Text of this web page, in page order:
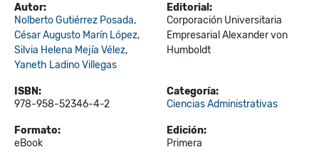
Autor:
Nolberto Gutiérrez Posada,
César Augusto Marín López,
Silvia Helena Mejía Vélez,
Yaneth Ladino Villegas
Editorial:
Corporación Universitaria
Empresarial Alexander von
Humboldt
ISBN:
978-958-52346-4-2
Categoría:
Ciencias Administrativas
Formato:
eBook
Edición:
Primera